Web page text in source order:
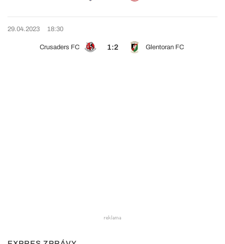
29.04.2023 18:30
Crusaders FC 1:2 Glentoran FC